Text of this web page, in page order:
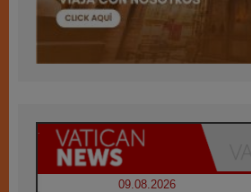
09.08.2026